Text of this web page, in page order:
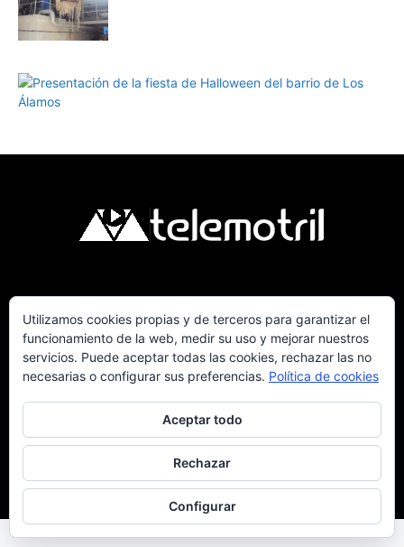
Telemotril, la Televisión Digital de la Costa
Tropical de Granada. Siguenos en Fm a traves
del 107.7 en OndaSur Motril.
Más información sobre las cookies
Utilizamos cookies propias y de terceros para garantizar el
funcionamiento de la web, medir su uso y mejorar nuestros
servicios. Puede aceptar todas las cookies, rechazar las no
necesarias o configurar sus preferencias. Política de cookies
Aceptar todo
Rechazar
Configurar